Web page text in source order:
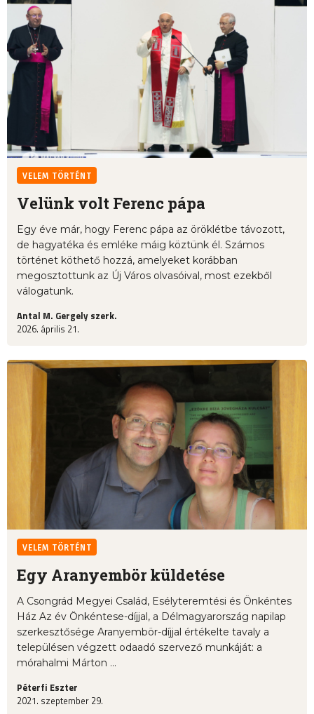
VELEM TÖRTÉNT
Velünk volt Ferenc pápa
Egy éve már, hogy Ferenc pápa az öröklétbe távozott,
de hagyatéka és emléke máig köztünk él. Számos
történet köthető hozzá, amelyeket korábban
megosztottunk az Új Város olvasóival, most ezekből
válogatunk.
Antal M. Gergely szerk.
2026. április 21.
VELEM TÖRTÉNT
Egy Aranyembör küldetése
A Csongrád Megyei Család, Esélyteremtési és Önkéntes
Ház Az év Önkéntese-díjjal, a Délmagyarország napilap
szerkesztősége Aranyembör-díjjal értékelte tavaly a
településen végzett odaadó szervező munkáját: a
mórahalmi Márton ...
Péterfi Eszter
2021. szeptember 29.